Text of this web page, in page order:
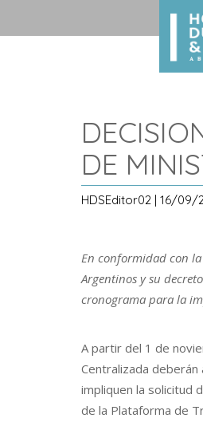
DE
HDSEditor02 | 16/
En conformidad con la
Argentinos y su
cronograma para la
A partir del 1 de
Centralizada
impliquen la solicitud
de la Plataforma de